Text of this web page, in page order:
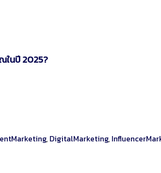
ในปี 2025?
, DigitalMarketing,